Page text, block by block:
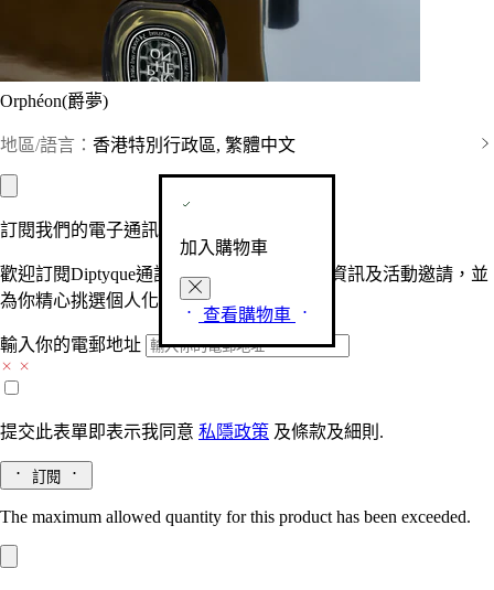
Orphéon(爵夢)
地區/語言： 香港特別行政區, 繁體中文
加入購物車
查看購物車
訂閱我們的電子通訊
歡迎訂閱Diptyque通訊，接收品牌最新產品資訊及活動邀請，並
為你精心挑選個人化的驚喜及禮物。
輸入你的電郵地址
提交此表單即表示我同意 私隱政策 及條款及細則.
訂閱
The maximum allowed quantity for this product has been exceeded.